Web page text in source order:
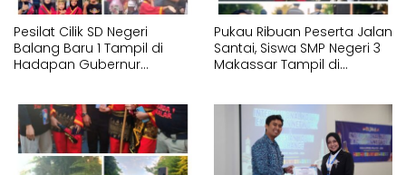
Pesilat Cilik SD Negeri
Balang Baru 1 Tampil di
Hadapan Gubernur
Pencak Silat Tangan
Kosong
Pukau Ribuan Peserta Jalan
Santai, Siswa SMP Negeri 3
Makassar Tampil di
Memperagakan Jurus
Pencak Silat Bersenjata